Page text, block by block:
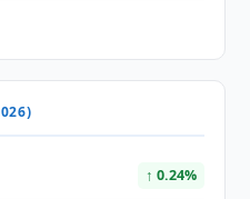
↑ 0.24%